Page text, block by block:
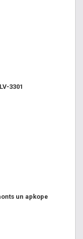
kondicionieru
Auto kondicionieri,
3301
un apkope